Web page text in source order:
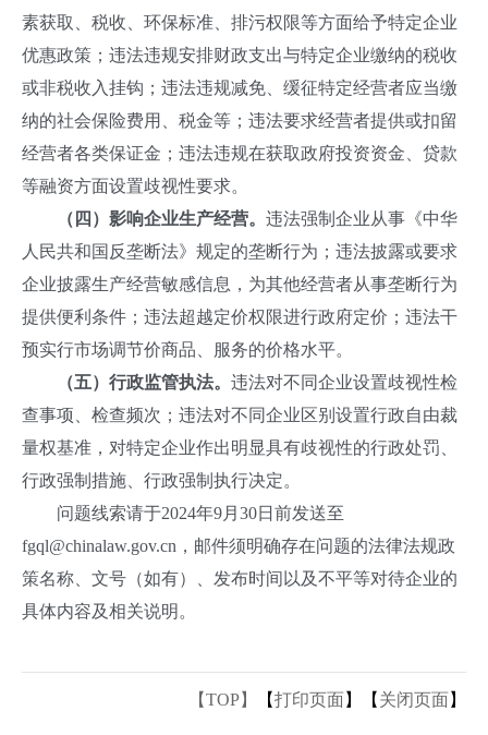
素获取、税收、环保标准、排污权限等方面给予特定企业
优惠政策；违法违规安排财政支出与特定企业缴纳的税收
或非税收入挂钩；违法违规减免、缓征特定经营者应当缴
纳的社会保险费用、税金等；违法要求经营者提供或扣留
经营者各类保证金；违法违规在获取政府投资资金、贷款
等融资方面设置歧视性要求。
（四）影响企业生产经营。 违法强制企业从事《中华
人民共和国反垄断法》规定的垄断行为；违法披露或要求
企业披露生产经营敏感信息，为其他经营者从事垄断行为
提供便利条件；违法超越定价权限进行政府定价；违法干
预实行市场调节价商品、服务的价格水平。
（五）行政监管执法。 违法对不同企业设置歧视性检
查事项、检查频次；违法对不同企业区别设置行政自由裁
量权基准，对特定企业作出明显具有歧视性的行政处罚、
行政强制措施、行政强制执行决定。
问题线索请于2024年9月30日前发送至
fgql@chinalaw.gov.cn，邮件须明确存在问题的法律法规政
策名称、文号（如有）、发布时间以及不平等对待企业的
具体内容及相关说明。
【TOP】 【打印页面】【 关闭页面】